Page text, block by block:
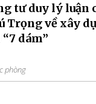
tư duy lý luận
Trọng về xây
dám”
phòng